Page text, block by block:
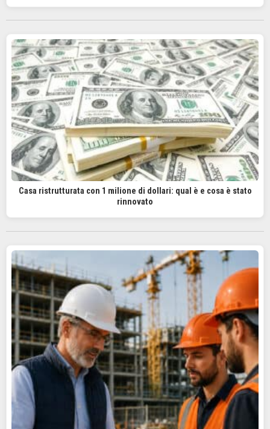
Casa ristrutturata con 1 milione di dollari: qual è e cosa è stato
rinnovato